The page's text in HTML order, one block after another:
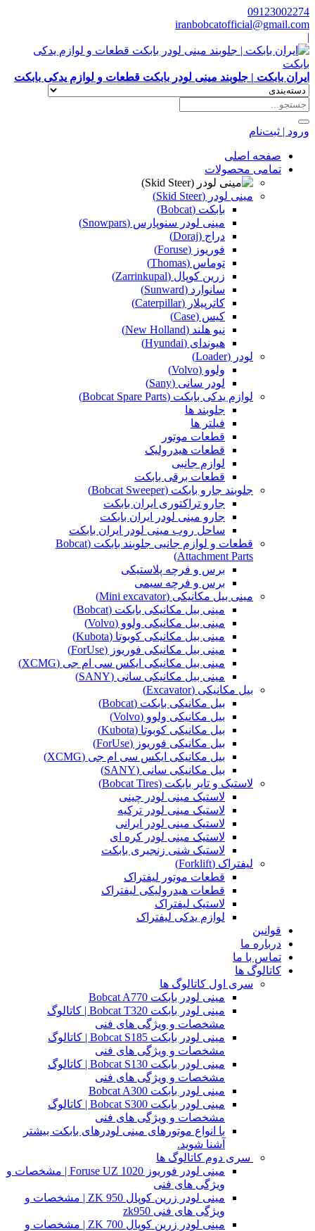
09123002274
iranbobcatofficial@gmail.com
|
ایران بابکت | جلوبند مینی لودر بابکت قطعات و لوازم یدکی بابکت
ورود | ثبت‌نام
صفحه اصلی
تمامی محصولات
مینی لودر (Skid Steer)
بابکت (Bobcat)
مینی لودر سنوپارس (Snowpars)
دراج (Doraj)
فوریوز (Foruse)
توماس (Thomas)
زرین کوپال (Zarrinkupal)
سانوارد (Sunward)
کاترپیلار (Caterpillar)
کیس (Case)
نیو هلند (New Holland)
هیوندای (Hyundai)
لودر (Loader)
ولوو (Volvo)
لودر سانی (Sany)
لوازم یدکی بابکت (Bobcat Spare Parts)
جلوبند ها
فیلتر ها
قطعات موتور
قطعات هیدرولیک
لوازم جانبی
قطعات برقی بابکت
جلوبند جارو بابکت (Bobcat Sweeper)
جارو تراکتوری ایران بابکت
جارو مینی لودر ایران بابکت
ساحل روب مینی لودر ایران بابکت
قطعات و لوازم جانبی جلوبند بابکت (Bobcat
Attachment Parts)
برس و فرچه پلاستیکی
برس و فرچه سیمی
مینی بیل مکانیکی (Mini excavator)
مینی بیل مکانیکی بابکت (Bobcat)
مینی بیل مکانیکی ولوو (Volvo)
مینی بیل مکانیکی کوبوتا (Kubota)
مینی بیل مکانیکی فوریوز (ForUse)
مینی بیل مکانیکی ایکس سی ام جی (XCMG)
مینی بیل مکانیکی سانی (SANY)
بیل مکانیکی (Excavator)
بیل مکانیکی بابکت (Bobcat)
بیل مکانیکی ولوو (Volvo)
بیل مکانیکی کوبوتا (Kubota)
بیل مکانیکی فوریوز (ForUse)
بیل مکانیکی ایکس سی ام جی (XCMG)
بیل مکانیکی سانی (SANY)
لاستیک و تایر بابکت (Bobcat Tires)
لاستیک مینی لودر چینی
لاستیک مینی لودر ترکیه
لاستیک مینی لودر ایرانی
لاستیک مینی لودر کره ای
لاستیک شنی زنجیری بابکت
لیفتراک (Forklift)
قطعات موتور لیفتراک
قطعات هیدرولیکی لیفتراک
لاستیک لیفتراک
لوازم یدکی لیفتراک
قوانین
درباره ما
تماس با ما
کاتالوگ ها
سری اول کاتالوگ ها
مینی لودر بابکت Bobcat A770
مینی لودر بابکت Bobcat T320 | کاتالوگ
مشخصات و ویژگی های فنی
مینی لودر بابکت Bobcat S185 | کاتالوگ
مشخصات و ویژگی های فنی
مینی لودر بابکت Bobcat S130 | کاتالوگ
مشخصات و ویژگی های فنی
مینی لودر بابکت Bobcat A300
مینی لودر بابکت Bobcat S300 | کاتالوگ
مشخصات و ویژگی های فنی
با انواع موتورهای مینی لودرهای بابکت بیشتر
آشنا شوید.
سری دوم کاتالوگ ها
مینی لودر فوریوز Foruse UZ 1020 | مشخصات و
ویژگی های فنی
مینی لودر زرین کوپال ZK 950 | مشخصات و
ویژگی های فنی zk950
مینی لودر زرین کوپال ZK 700 | مشخصات و